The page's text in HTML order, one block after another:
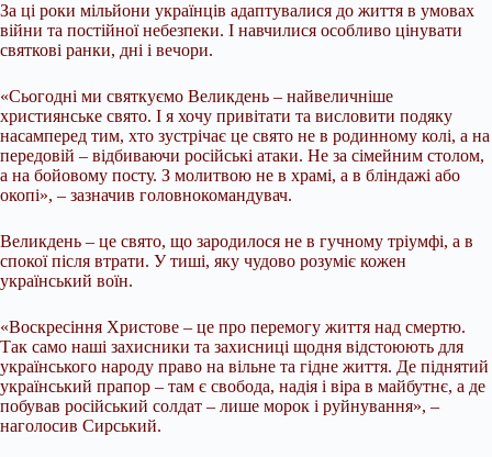
За ці роки мільйони українців адаптувалися до життя в умовах
війни та постійної небезпеки. І навчилися особливо цінувати
святкові ранки, дні і вечори.
«Сьогодні ми святкуємо Великдень – найвеличніше
християнське свято. І я хочу привітати та висловити подяку
насамперед тим, хто зустрічає це свято не в родинному колі, а на
передовій – відбиваючи російські атаки. Не за сімейним столом,
а на бойовому посту. З молитвою не в храмі, а в бліндажі або
окопі», – зазначив головнокомандувач.
Великдень – це свято, що зародилося не в гучному тріумфі, а в
спокої після втрати. У тиші, яку чудово розуміє кожен
український воїн.
«Воскресіння Христове – це про перемогу життя над смертю.
Так само наші захисники та захисниці щодня відстоюють для
українського народу право на вільне та гідне життя. Де піднятий
український прапор – там є свобода, надія і віра в майбутнє, а де
побував російський солдат – лише морок і руйнування», –
наголосив Сирський.